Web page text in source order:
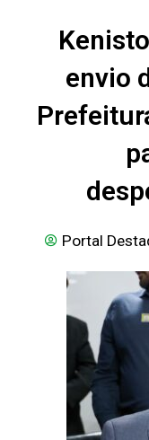
envio
Portal